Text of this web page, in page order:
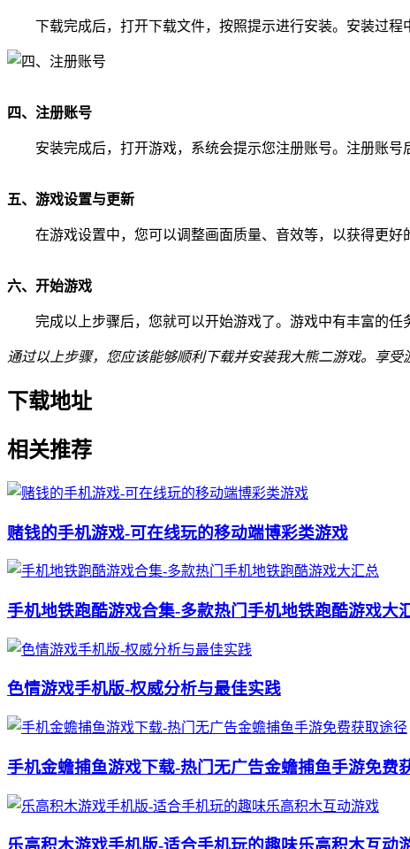
下载完成后，打开下载文件，按照提示进行安装。安装过
四、注册账号
安装完成后，打开游戏，系统会提示您注册账号。注册账号
五、游戏设置与更新
在游戏设置中，您可以调整画面质量、音效等，以获得更
六、开始游戏
完成以上步骤后，您就可以开始游戏了。游戏中有丰富的任
通过以上步骤，您应该能够顺利下载并安装我大熊二游戏。享
下载地址
相关推荐
赌钱的手机游戏-可在线玩的移动端博彩类游戏
手机地铁跑酷游戏合集-多款热门手机地铁跑酷游戏大
色情游戏手机版-权威分析与最佳实践
手机金蟾捕鱼游戏下载-热门无广告金蟾捕鱼手游免费